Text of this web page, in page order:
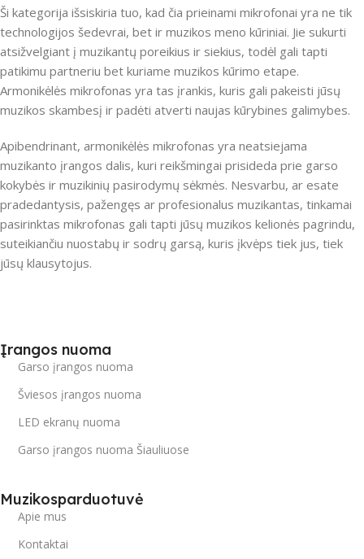
Ši kategorija išsiskiria tuo, kad čia prieinami mikrofonai yra ne tik
technologijos šedevrai, bet ir muzikos meno kūriniai. Jie sukurti
atsižvelgiant į muzikantų poreikius ir siekius, todėl gali tapti
patikimu partneriu bet kuriame muzikos kūrimo etape.
Armonikėlės mikrofonas yra tas įrankis, kuris gali pakeisti jūsų
muzikos skambesį ir padėti atverti naujas kūrybines galimybes.
Apibendrinant, armonikėlės mikrofonas yra neatsiejama
muzikanto įrangos dalis, kuri reikšmingai prisideda prie garso
kokybės ir muzikinių pasirodymų sėkmės. Nesvarbu, ar esate
pradedantysis, pažengęs ar profesionalus muzikantas, tinkamai
pasirinktas mikrofonas gali tapti jūsų muzikos kelionės pagrindu,
suteikiančiu nuostabų ir sodrų garsą, kuris įkvėps tiek jus, tiek
jūsų klausytojus.
Įrangos nuoma
Garso įrangos nuoma
Šviesos įrangos nuoma
LED ekranų nuoma
Garso įrangos nuoma Šiauliuose
Muzikosparduotuvė
Apie mus
Kontaktai